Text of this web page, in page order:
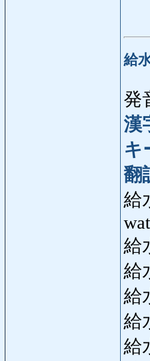
給
発
漢
キ
翻
給
給
給
給
給
給